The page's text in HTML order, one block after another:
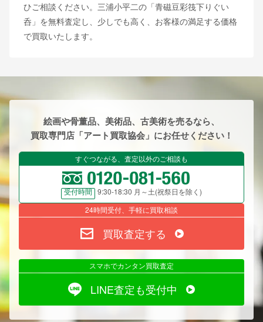
ひご相談ください。三浦小平二の「青磁豆彩筏下りぐい
呑」を無料査定し、少しでも高く、お客様の満足する価格
で買取いたします。
絵画や骨董品、美術品、古美術を売るなら、
買取専門店「アート買取協会」にお任せください！
すぐつながる、査定以外のご相談も
受付時間
9:30-18:30 月～土(祝祭日を除く)
24時間受付、手軽に買取相談
買取査定する
スマホでカンタン買取査定
LINE査定も受付中